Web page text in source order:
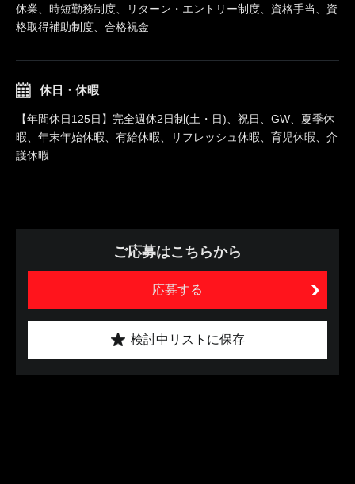
休業、時短勤務制度、リターン・エントリー制度、資格手当、資
格取得補助制度、合格祝金
休日・休暇
【年間休日125日】完全週休2日制(土・日)、祝日、GW、夏季休
暇、年末年始休暇、有給休暇、リフレッシュ休暇、育児休暇、介
護休暇
ご応募はこちらから
応募する
検討中リストに保存